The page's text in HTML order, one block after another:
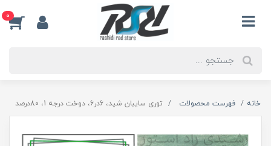
0
خانه فهرست محصولات توری سایبان شید، 6در6، دوخت درجه 1، 80درصد